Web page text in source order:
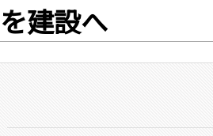
を建設へ